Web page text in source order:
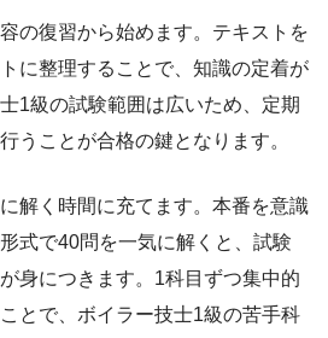
の復習から始めます。テキストを
に整理することで、知識の定着が
1級の試験範囲は広いため、定期
うことが合格の鍵となります。
解く時間に充てます。本番を意識
式で40問を一気に解くと、試験
身につきます。1科目ずつ集中的
とで、ボイラー技士1級の苦手科